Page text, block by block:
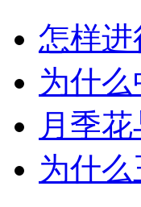
怎样进
为什
月季
为什